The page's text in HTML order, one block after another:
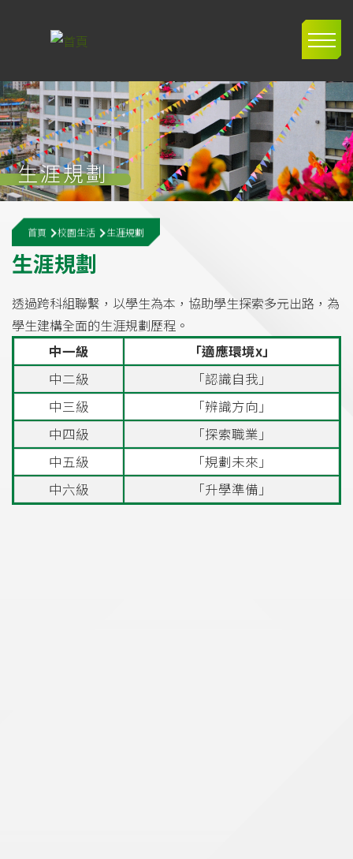
生涯規劃
導
航
連
結
首頁 校園生活 生涯規劃
生涯規劃
透過跨科組聯繫，以學生為本，協助學生探索多元出路，為
學生建構全面的生涯規劃歷程。
中一級
「適應環境x」
中二級
「認識自我」
中三級
「辨識方向」
中四級
「探索職業」
中五級
「規劃未來」
中六級
「升學準備」